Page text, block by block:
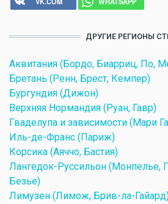
ДРУГИЕ РЕГИОНЫ
Аквитания (Бордо, Биарриц, По,
Бретань (Ренн, Брест, Кемпер)
Бургундия (Дижон)
Верхняя Нормандия (Руан, Гавр)
Гваделупа и зависимости (Мари
Иль-де-Франс (Париж)
Корсика (Аяччо, Бастия)
Лангедок-Руссильон (Монпелье,
Безье)
Лимузен (Лимож, Брив-ла-